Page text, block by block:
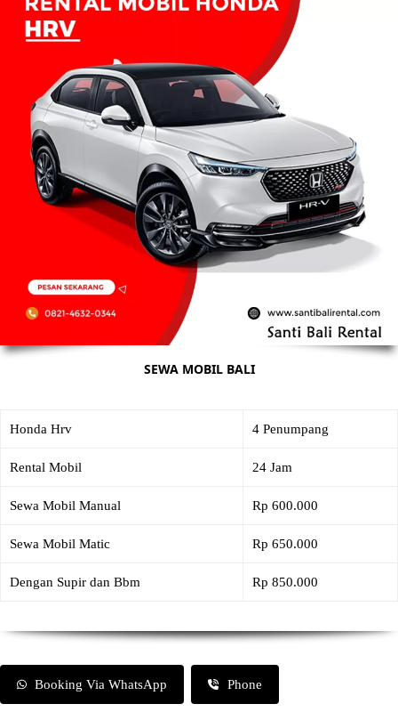
SEWA MOBIL BALI
Honda Hrv 4 Penumpang
Rental Mobil 24 Jam
Sewa Mobil Manual Rp 600.000
Sewa Mobil Matic Rp 650.000
Dengan Supir dan Bbm Rp 850.000
Booking Via WhatsApp Phone